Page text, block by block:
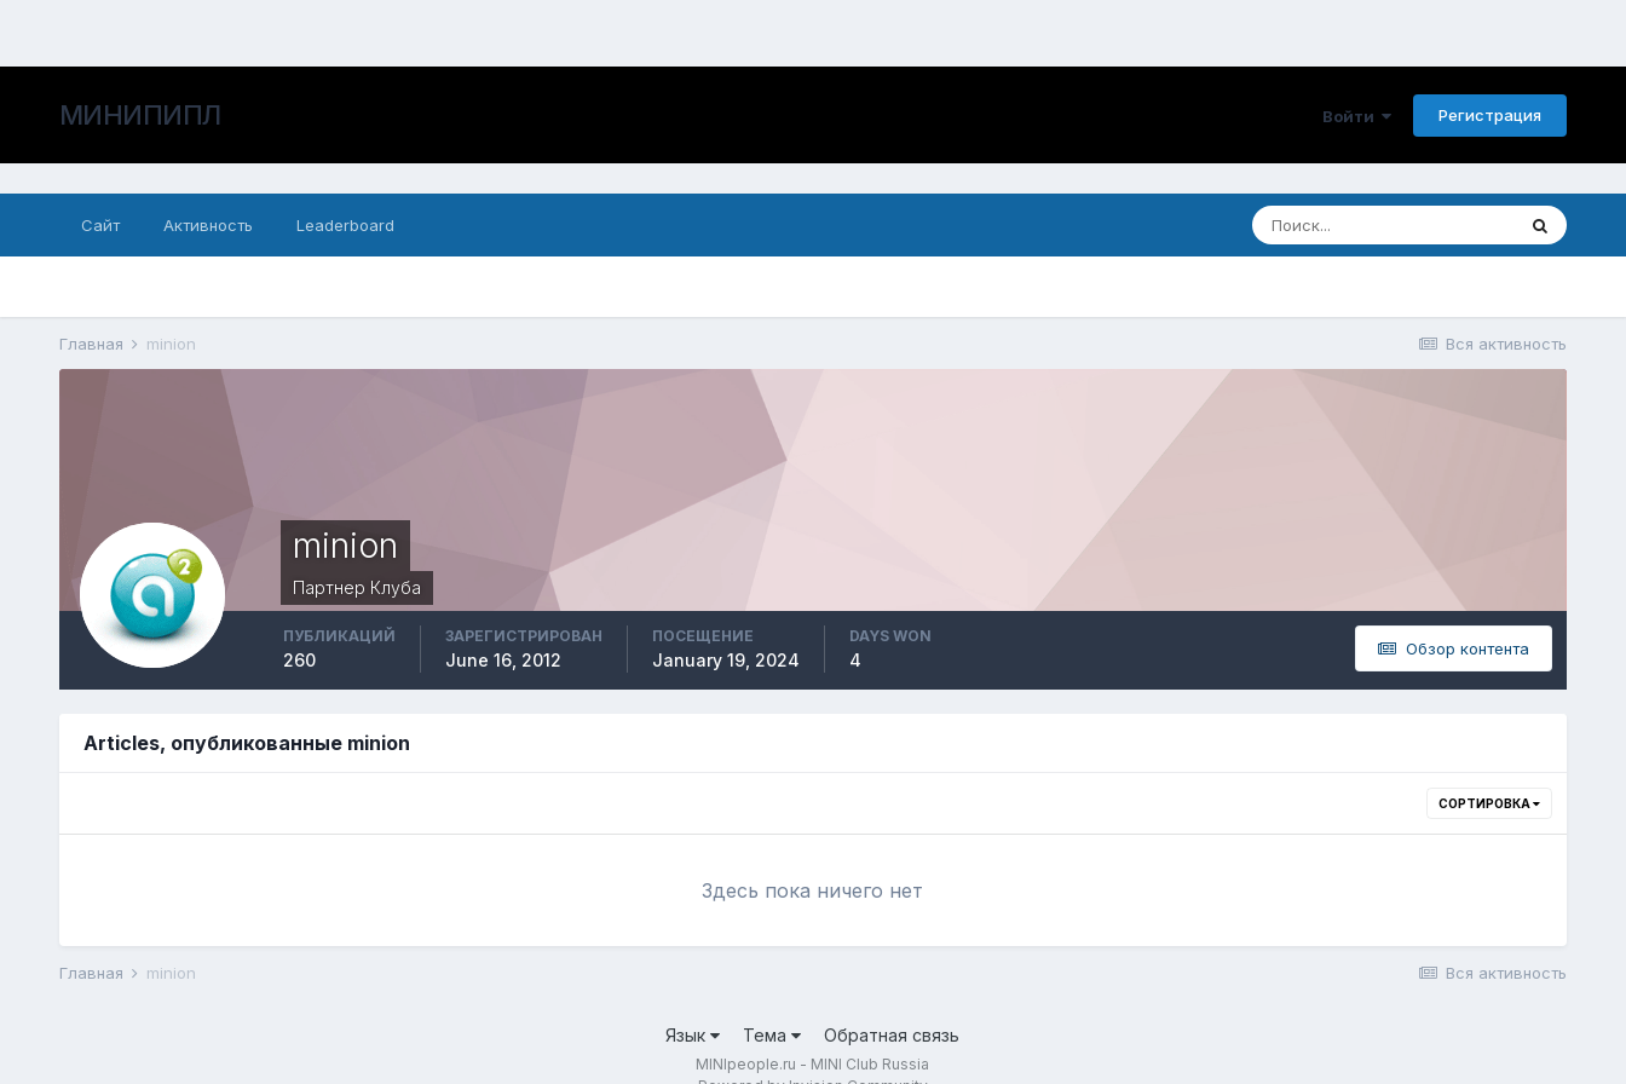
МИНИПИПЛ Войти Регистрация
Сайт Активность Leaderboard
Вся активность
Главная minion
minion
Партнер Клуба
Обзор контента
ПУБЛИКАЦИЙ
260
ЗАРЕГИСТРИРОВАН
June 16, 2012
ПОСЕЩЕНИЕ
January 19, 2024
DAYS WON
4
Articles, опубликованные minion
СОРТИРОВКА
Здесь пока ничего нет
Вся активность
Главная minion
Язык Тема Обратная связь
MINIpeople.ru - MINI Club Russia